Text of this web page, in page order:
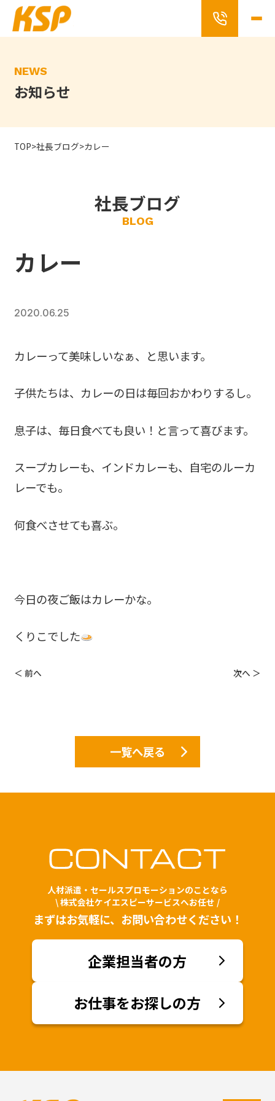
Skip
the
content
NEWS
お知らせ
TOP>社長ブログ>カレー
社長ブログ
BLOG
カレー
2020.06.25
カレーって美味しいなぁ、と思います。
子供たちは、カレーの日は毎回おかわりするし。
息子は、毎日食べても良い！と言って喜びます。
スープカレーも、インドカレーも、自宅のルーカ
レーでも。
何食べさせても喜ぶ。
今日の夜ご飯はカレーかな。
くりこでした
＜ 前へ 次へ ＞
一覧へ戻る
人材派遣・セールスプロモーションのことなら
\ 株式会社ケイエスピーサービスへお任せ /
まずはお気軽に、お問い合わせください！
企業担当者の方
お仕事をお探しの方